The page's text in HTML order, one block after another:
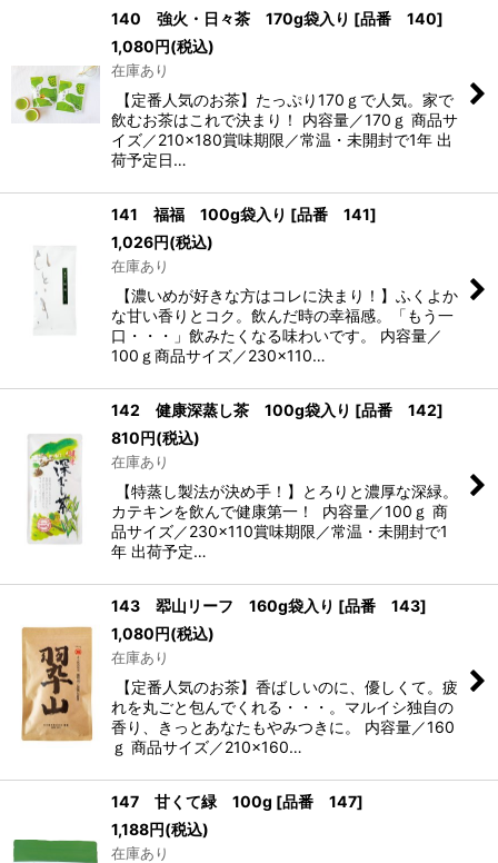
140 強火・日々茶 170g袋入り [品番 140]
1,080円(税込)
在庫あり
【定番人気のお茶】たっぷり170ｇで人気。家で
飲むお茶はこれで決まり！ 内容量／170ｇ 商品サ
イズ／210×180賞味期限／常温・未開封で1年 出
荷予定日…
141 福福 100g袋入り [品番 141]
1,026円(税込)
在庫あり
【濃いめが好きな方はコレに決まり！】ふくよか
な甘い香りとコク。飲んだ時の幸福感。「もう一
口・・・」飲みたくなる味わいです。 内容量／
100ｇ商品サイズ／230×110…
142 健康深蒸し茶 100g袋入り [品番 142]
810円(税込)
在庫あり
【特蒸し製法が決め手！】とろりと濃厚な深緑。
カテキンを飲んで健康第一！ 内容量／100ｇ 商
品サイズ／230×110賞味期限／常温・未開封で1
年 出荷予定…
143 翆山リーフ 160g袋入り [品番 143]
1,080円(税込)
在庫あり
【定番人気のお茶】香ばしいのに、優しくて。疲
れを丸ごと包んでくれる・・・。マルイシ独自の
香り、きっとあなたもやみつきに。 内容量／160
ｇ 商品サイズ／210×160…
147 甘くて緑 100g [品番 147]
1,188円(税込)
在庫あり